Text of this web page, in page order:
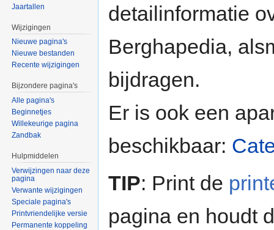
detailinformatie
Berghapedia,
bijdragen.
Er is ook een
beschikbaar:
TIP: Print de
pagina en houdt
Jaartallen
Wijzigingen
Nieuwe pagina's
Nieuwe bestanden
Recente wijzigingen
Bijzondere pagina's
Alle pagina's
Beginnetjes
Willekeurige pagina
Zandbak
Hulpmiddelen
Verwijzingen naar deze
pagina
Verwante wijzigingen
Speciale pagina's
Printvriendelijke versie
Permanente koppeling